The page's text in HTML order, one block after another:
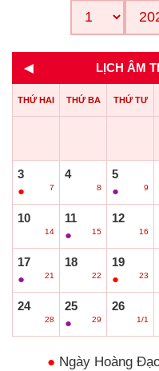
◄ LỊCH ÂM
THỨ HAI THỨ BA THỨ TƯ
3
●
7
4
8
5
●
9
10
14
11
●
15
12
16
17
●
21
18
22
19
●
23
24
28
25
●
29
26
1/1
● Ngày Hoàng